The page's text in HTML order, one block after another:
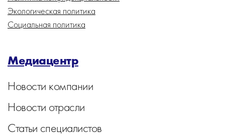
Экологическая политика
Социальная политика
Медиацентр
Новости компании
Новости отрасли
Статьи специалистов